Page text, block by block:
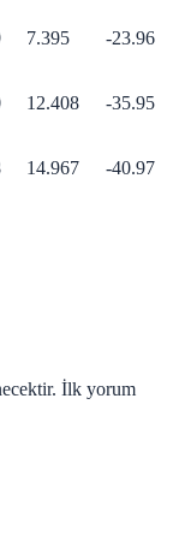
7.395 -23.96
12.408 -35.95
14.967 -40.97
İlk yorum